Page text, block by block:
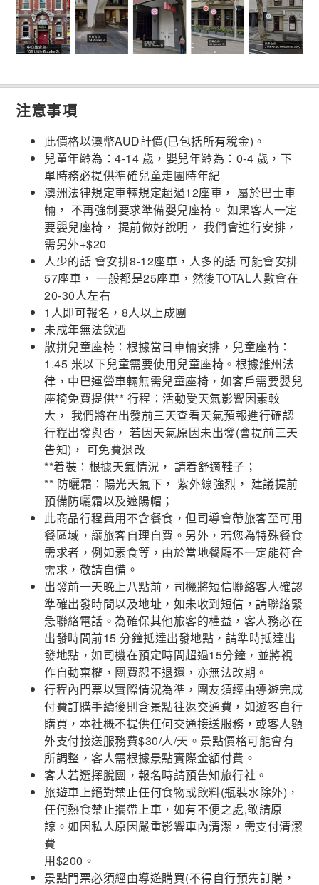
注意事項
此價格以澳幣AUD計價(已包括所有稅金)。
兒童年齡為：4-14 歲，嬰兒年齡為：0-4 歲，下
單時務必提供準確兒童走團時年紀
澳洲法律規定車輛規定超過12座車， 屬於巴士車
輛， 不再強制要求準備嬰兒座椅。 如果客人一定
要嬰兒座椅， 提前做好說明， 我們會進行安排，
需另外+$20
人少的話 會安排8-12座車，人多的話 可能會安排
57座車， 一般都是25座車，然後TOTAL人數會在
20-30人左右
1人即可報名，8人以上成團
未成年無法飲酒
散拼兒童座椅：根據當日車輛安排，兒童座椅：
1.45 米以下兒童需要使用兒童座椅。根據維州法
律，中巴運營車輛無需兒童座椅，如客戶需要嬰兒
座椅免費提供** 行程：活動受天氣影響因素較
大， 我們將在出發前三天查看天氣預報進行確認
行程出發與否， 若因天氣原因未出發(會提前三天
告知)， 可免費退改
**着裝：根據天氣情況， 請着舒適鞋子；
** 防曬霜：陽光天氣下， 紫外線強烈， 建議提前
預備防曬霜以及遮陽帽；
此商品行程費用不含餐食，但司導會帶旅客至可用
餐區域，讓旅客自理自費。另外，若您為特殊餐食
需求者，例如素食等，由於當地餐廳不一定能符合
需求，敬請自備。
出發前一天晚上八點前，司機將短信聯絡客人確認
準確出發時間以及地址，如未收到短信，請聯絡緊
急聯絡電話。為確保其他旅客的權益，客人務必在
出發時間前15 分鐘抵達出發地點，請準時抵達出
發地點，如司機在預定時間超過15分鐘，並將視
作自動棄權，團費恕不退還，亦無法改期。
行程內門票以實際情況為準，團友須經由導遊完成
付費訂購手續後則含景點往返交通費，如遊客自行
購買，本社概不提供任何交通接送服務，或客人額
外支付接送服務費$30/人/天。景點價格可能會有
所調整，客人需根據景點實際金額付費。
客人若選擇脫團，報名時請預告知旅行社。
旅遊車上絕對禁止任何食物或飲料(瓶裝水除外)，
任何熱食禁止攜帶上車，如有不便之處,敬請原
諒。如因私人原因嚴重影響車內清潔，需支付清潔
費
用$200。
景點門票必須經由導遊購買(不得自行預先訂購，